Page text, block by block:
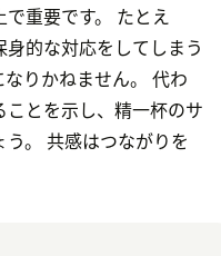
で重要です。 たとえ
的な対応をしてしまう
りかねません。 代わ
とを示し、精一杯のサ
。 共感はつながりを